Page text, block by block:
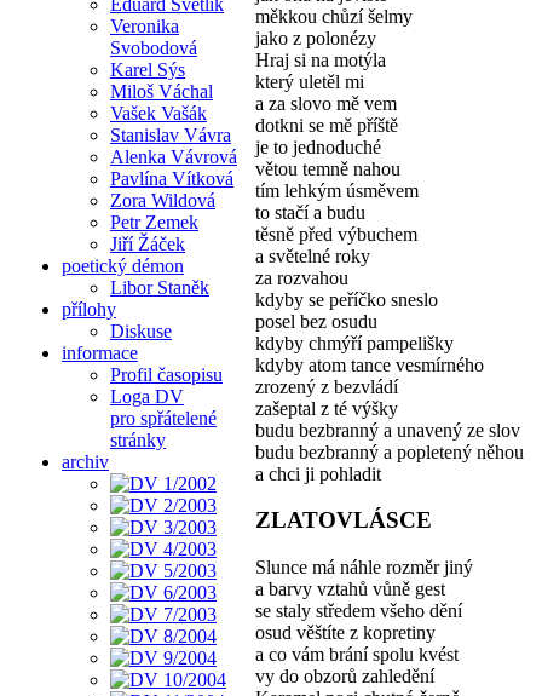
Veronika
Svobodová
Karel Sýs
Miloš Váchal
Vašek Vašák
Stanislav Vávra
Alenka Vávrová
Pavlína Vítková
Zora Wildová
Petr Zemek
Jiří Žáček
poetický démon
Libor Staněk
přílohy
Diskuse
informace
Profil časopisu
Loga DV
pro spřátelené
stránky
archiv
měkkou chůzí šelmy
jako z polonézy
Hraj si na motýla
který uletěl mi
a za slovo mě vem
dotkni se mě příště
je to jednoduché
větou temně nahou
tím lehkým úsměvem
to stačí a budu
těsně před výbuchem
a světelné roky
za rozvahou
kdyby se peříčko sneslo
posel bez osudu
kdyby chmýří pampelišky
kdyby atom tance vesmírného
zrozený z bezvládí
zašeptal z té výšky
budu bezbranný a unavený ze slov
budu bezbranný a popletený něhou
a chci ji pohladit
ZLATOVLÁSCE
Slunce má náhle rozměr jiný
a barvy vztahů vůně gest
se staly středem všeho dění
osud věštíte z kopretiny
a co vám brání spolu kvést
vy do obzorů zahledění